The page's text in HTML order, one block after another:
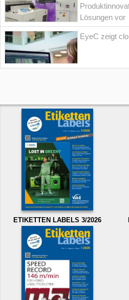
Lösungen vor
EyeC zeigt
ETIKETTEN LABELS 3/2026